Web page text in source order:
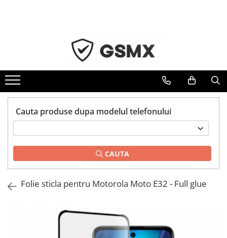
Folii Iphone
Folii Xiaomi
Folii Huawei
Folii Oppo
Folii OnePlus
Folii Blackview
Cauta produse dupa modelul telefonului
CAUTA
Folie sticla pentru Motorola Moto E32 - Full glue